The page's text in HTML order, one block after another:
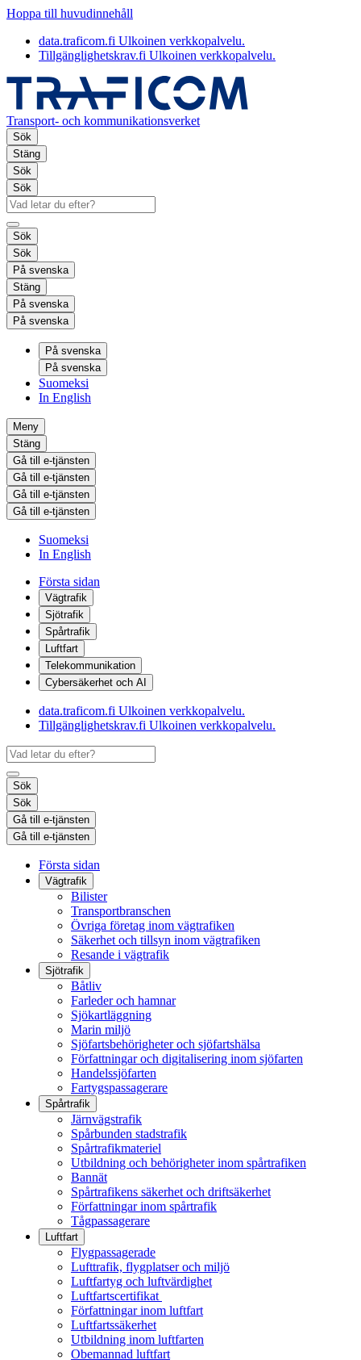
Hoppa till huvudinnehåll
data.traficom.fi Ulkoinen verkkopalvelu.
Tillgänglighetskrav.fi Ulkoinen verkkopalvelu.
Transport- och kommunikationsverket
Sök
Stäng
Sök
Sök
Sök
Sök
På svenska
Stäng
På svenska
På svenska
På svenska
På svenska
Suomeksi
In English
Meny
Stäng
Gå till e-tjänsten
Gå till e-tjänsten
Gå till e-tjänsten
Gå till e-tjänsten
Suomeksi
In English
Första sidan
Vägtrafik
Sjötrafik
Spårtrafik
Luftfart
Telekommunikation
Cybersäkerhet och AI
data.traficom.fi Ulkoinen verkkopalvelu.
Tillgänglighetskrav.fi Ulkoinen verkkopalvelu.
Sök
Sök
Gå till e-tjänsten
Gå till e-tjänsten
Första sidan
Vägtrafik
Bilister
Transportbranschen
Övriga företag inom vägtrafiken
Säkerhet och tillsyn inom vägtrafiken
Resande i vägtrafik
Sjötrafik
Båtliv
Farleder och hamnar
Sjökartläggning
Marin miljö
Sjöfartsbehörigheter och sjöfartshälsa
Författningar och digitalisering inom sjöfarten
Handelssjöfarten
Fartygspassagerare
Spårtrafik
Järnvägstrafik
Spårbunden stadstrafik
Spårtrafikmateriel
Utbildning och behörigheter inom spårtrafiken
Bannät
Spårtrafikens säkerhet och driftsäkerhet
Författningar inom spårtrafik
Tågpassagerare
Luftfart
Flygpassagerade
Lufttrafik, flygplatser och miljö
Luftfartyg och luftvärdighet
Luftfartscertifikat
Författningar inom luftfart
Luftfartssäkerhet
Utbildning inom luftfarten
Obemannad luftfart